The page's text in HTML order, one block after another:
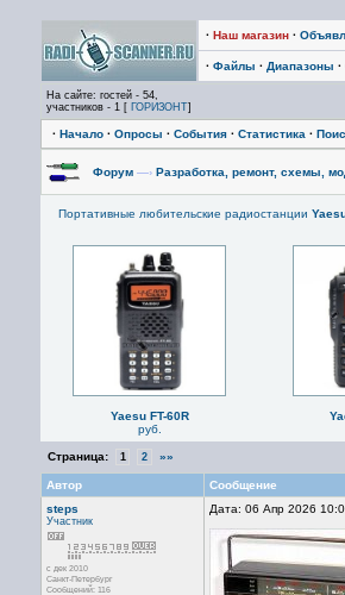
· Наш магазин ·
· Файлы · Диапазоны ·
На сайте: гостей - 54,
участников - 1 [ ГОРИЗОНТ]
· Начало · Опросы · События · Статистика ·
Форум —› Разработка, ремонт, схемы,
Портативные любительские радиостанции
Yaesu FT-60R
руб.
Страница: 1 2 »»
Автор
Сообщение
steps
Участник
с дек 2010
Санкт-Петербург
Сообщений: 116
Дата: 06 Апр 2026